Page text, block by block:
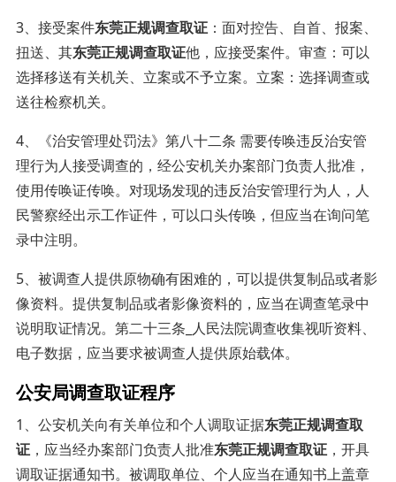
3、接受案件东莞正规调查取证：面对控告、自首、报案、
扭送、其东莞正规调查取证他，应接受案件。审查：可以
选择移送有关机关、立案或不予立案。立案：选择调查或
送往检察机关。
4、《治安管理处罚法》第八十二条 需要传唤违反治安管
理行为人接受调查的，经公安机关办案部门负责人批准，
使用传唤证传唤。对现场发现的违反治安管理行为人，人
民警察经出示工作证件，可以口头传唤，但应当在询问笔
录中注明。
5、被调查人提供原物确有困难的，可以提供复制品或者影
像资料。提供复制品或者影像资料的，应当在调查笔录中
说明取证情况。第二十三条_人民法院调查收集视听资料、
电子数据，应当要求被调查人提供原始载体。
公安局调查取证程序
1、公安机关向有关单位和个人调取证据东莞正规调查取
证，应当经办案部门负责人批准东莞正规调查取证，开具
调取证据通知书。被调取单位、个人应当在通知书上盖章